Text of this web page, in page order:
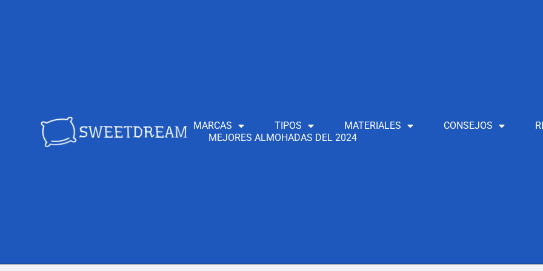
MARCAS TIPOS MATERIALES CONSEJOS
MEJORES ALMOHADAS DEL 2024